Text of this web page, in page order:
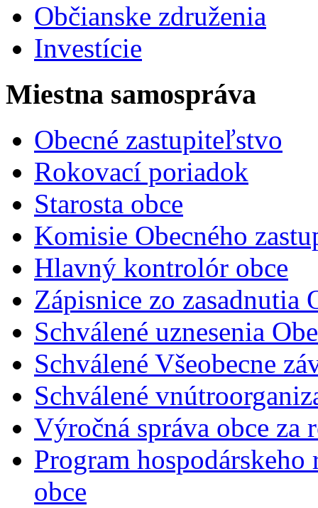
Občianske združenia
Investície
Miestna samospráva
Obecné zastupiteľstvo
Rokovací poriadok
Starosta obce
Komisie Obecného
Hlavný kontrolór obce
Zápisnice zo zasadnutia
Schválené uznesenia
Schválené Všeobecne
Schválené
Výročná správa obce za
Program
obce